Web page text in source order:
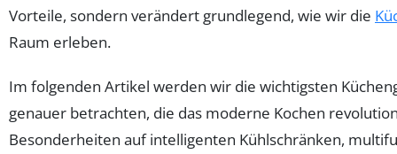
Vorteile, sondern verändert grundlegend, wie wir die
Raum erleben.
Im folgenden Artikel werden wir die wichtigsten
genauer betrachten, die das moderne Kochen
Besonderheiten auf intelligenten Kühlschränken,